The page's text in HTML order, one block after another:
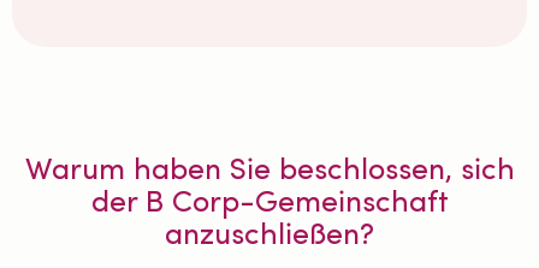
Warum haben Sie beschlossen, sich
der B Corp-Gemeinschaft
anzuschließen?